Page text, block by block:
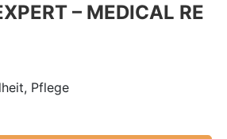
– MEDICAL RE
Pflege